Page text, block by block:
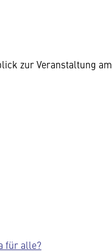
zur Veranstaltung am
für alle?